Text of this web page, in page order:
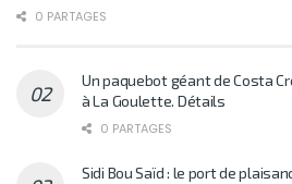
0 PARTAGES
Un paquebot géant de Costa
à La Goulette. Détails
0 PARTAGES
Sidi Bou Saïd : le port de